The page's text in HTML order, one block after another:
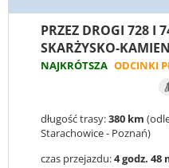
PRZEZ DROGI 728 I
SKARŻYSKO-
NAJKRÓTSZA ODCINKI
długość trasy:380 km
Starachowice - Poznań)
czas przejazdu:4 godz. 48